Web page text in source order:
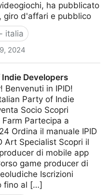
ha pubblicato
giro d'affari e pubblico
italia
2024
Developers
Benvenuti in IPID!
Party of Indie
Socio Scopri
Farm Partecipa a
Ordina il manuale IPID
Art Specialist Scopri il
di mobile app
game producer di
Iscrizioni
fino al […]